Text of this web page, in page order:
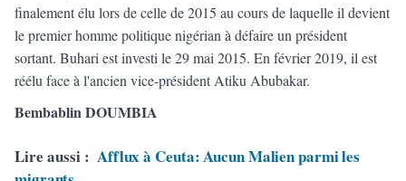
finalement élu lors de celle de 2015 au cours de laquelle il devient
le premier homme politique nigérian à défaire un président
sortant. Buhari est investi le 29 mai 2015. En février 2019, il est
réélu face à l'ancien vice-président Atiku Abubakar.
Bembablin DOUMBIA
Lire aussi : Afflux à Ceuta: Aucun Malien parmi les